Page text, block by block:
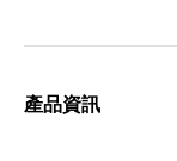
產品資訊